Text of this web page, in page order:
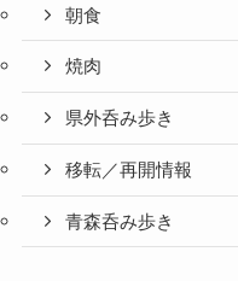
朝食
焼肉
県外呑み歩き
移転／再開情報
青森呑み歩き